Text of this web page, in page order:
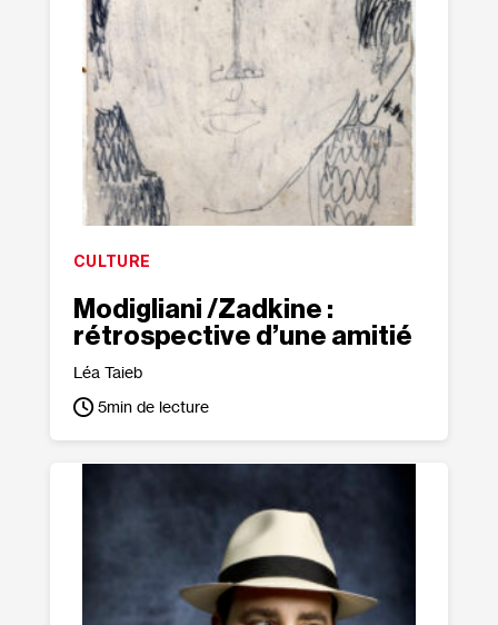
CULTURE
Modigliani /​Zadkine :
rétrospective d’une amitié
Léa Taieb
5min de lecture